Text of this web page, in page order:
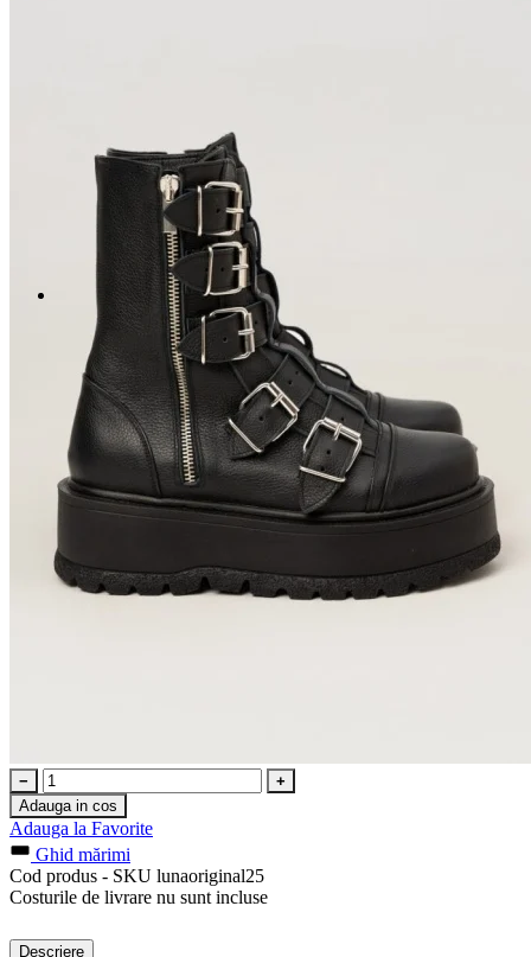
−
+
Adauga in cos
Adauga la Favorite
Ghid mărimi
Cod produs - SKU lunaoriginal25
Costurile de livrare nu sunt incluse
Descriere